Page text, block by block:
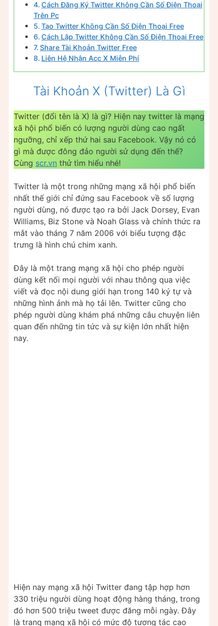
Cách Đăng Ký Twitter Không Cần Số Điện Thoại
Trên Pc
Tạo Twitter Không Cần Số Điện Thoại Free
Cách Lập Twitter Không Cần Số Điện Thoại Free
Share Tài Khoản Twitter Free
Liên Hệ Nhận Acc X Miễn Phí
Tài Khoản X (Twitter) Là Gì
Twitter (đổi tên là X) là gì? Hiện nay twitter là mạng
xã hội phổ biến có lượng người dùng cao ngất
ngưỡng, chỉ xếp thứ hai sau Facebook. Vậy nó có
gì mà được đông đảo người sử dụng đến thế?
Cùng scr.vn thử tìm hiểu nhé!
Twitter là một trong những mạng xã hội phổ biến
nhất thế giới chỉ đứng sau Facebook về số lượng
người dùng, nó được tạo ra bởi Jack Dorsey, Evan
Williams, Biz Stone và Noah Glass và chính thức ra
mắt vào tháng 7 năm 2006 với biểu tượng đặc
trưng là hình chú chim xanh.
Đây là một trang mạng xã hội cho phép người
dùng kết nối mọi người với nhau thông qua việc
viết và đọc nội dung giới hạn trong 140 ký tự và
những hình ảnh mà họ tải lên. Twitter cũng cho
phép người dùng khám phá những câu chuyện liên
quan đến những tin tức và sự kiện lớn nhất hiện
nay.
Hiện nay mạng xã hội Twitter đang tập hợp hơn
330 triệu người dùng hoạt động hàng tháng, trong
đó hơn 500 triệu tweet được đăng mỗi ngày. Đây
là trang mạng xã hội có mức độ tương tác cao